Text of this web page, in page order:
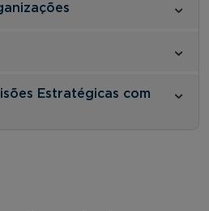
Estratégicas com